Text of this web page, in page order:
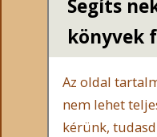
Segíts
könyvek
Az oldal
nem lehet
kérünk,